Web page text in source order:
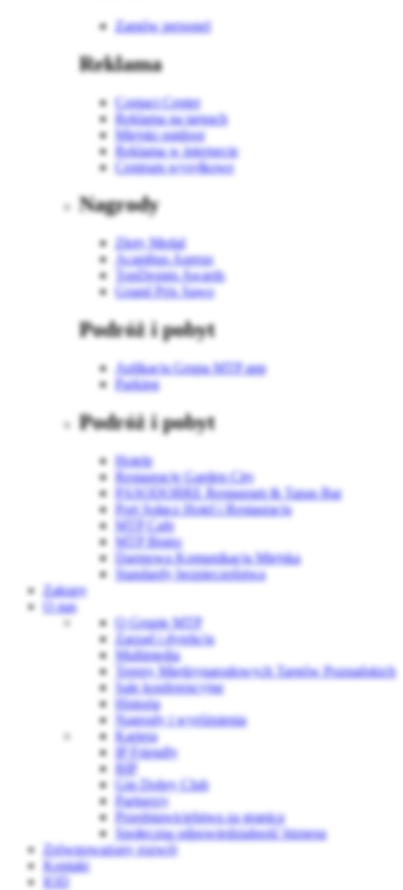
Zamów personel
Reklama
Contact Center
Reklama na targach
Miejski outdoor
Reklama w internecie
Centrum wysyłkowe
Nagrody
Złoty Medal
Acanthus Aureus
TopDesign Awards
Grand Prix Sawo
Podróż i pobyt
Aplikacja Grupa MTP app
Parking
Podróż i pobyt
Hotele
Restauracje Garden City
PASODOBRE Restaurant & Tapas Bar
Port Sołacz Hotel i Restauracja
MTP Cafe
MTP Bistro
Darmowa Komunikacja Miejska
Standardy bezpieczeństwa
Zakupy
O nas
O Grupie MTP
Zarząd i dyrekcja
Multimedia
Tereny Międzynarodowych Targów Poznańskich
Sale konferencyjne
Historia
Nagrody i wyróżnienia
Kariera
IP Friendly
BIP
Gin Dobry Club
Partnerzy
Przedstawicielstwa za granicą
Społeczna odpowiedzialność biznesu
Zrównoważony rozwój
Kontakt
IOD